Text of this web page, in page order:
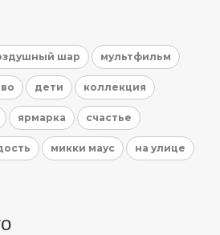
шар мультфильм
дети коллекция
ярмарка счастье
микки маус на улице